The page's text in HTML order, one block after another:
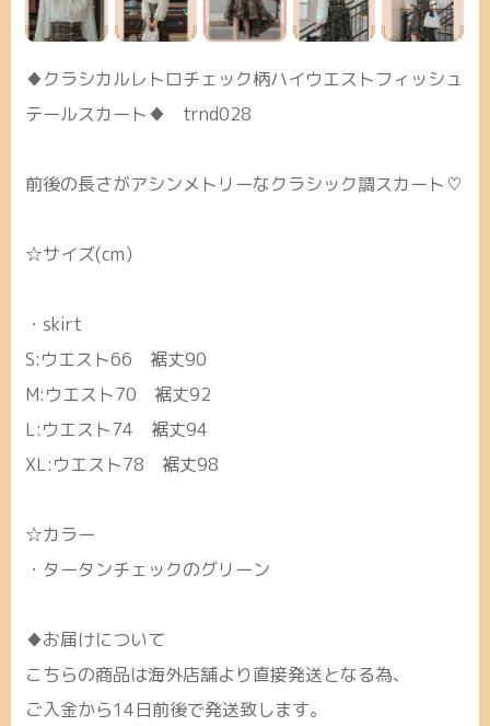
♦クラシカルレトロチェック柄ハイウエストフィッシュ
テールスカート♦ trnd028
前後の長さがアシンメトリーなクラシック調スカート♡
☆サイズ(cm）
・skirt
S:ウエスト66 裾丈90
M:ウエスト70 裾丈92
L:ウエスト74 裾丈94
XL:ウエスト78 裾丈98
☆カラー
・タータンチェックのグリーン
♦お届けについて
こちらの商品は海外店舗より直接発送となる為、
ご入金から14日前後で発送致します。